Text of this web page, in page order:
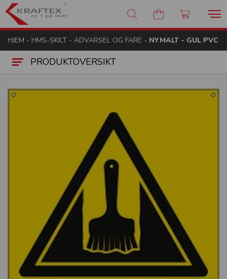
Kraftex - nr 1 på skilt
HJEM - HMS-SKILT - ADVARSEL OG FARE - NYMALT - GUL PVC
PRODUKTOVERSIKT